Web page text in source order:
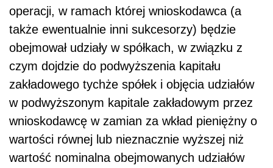
operacji, w ramach której wnioskodawca (a
także ewentualnie inni sukcesorzy) będzie
obejmował udziały w spółkach, w związku z
czym dojdzie do podwyższenia kapitału
zakładowego tychże spółek i objęcia udziałów
w podwyższonym kapitale zakładowym przez
wnioskodawcę w zamian za wkład pieniężny o
wartości równej lub nieznacznie wyższej niż
wartość nominalna obejmowanych udziałów